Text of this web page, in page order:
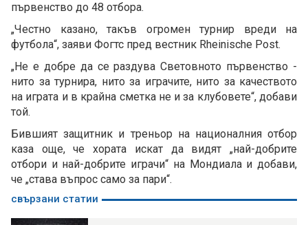
първенство до 48 отбора.
„Честно казано, такъв огромен турнир вреди на
футбола“, заяви Фогтс пред вестник Rheinische Post.
„Не е добре да се раздува Световното първенство -
нито за турнира, нито за играчите, нито за качеството
на играта и в крайна сметка не и за клубовете“, добави
той.
Бившият защитник и треньор на националния отбор
каза още, че хората искат да видят „най-добрите
отбори и най-добрите играчи“ на Мондиала и добави,
че „става въпрос само за пари“.
свързани статии